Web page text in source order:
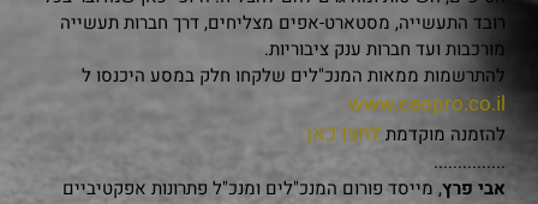
רובד התעשייה, מסטארט-אפים מצליחים, דרך חברות תעשייה
מורכבות ועד חברות ענק ציבוריות.
להתרשמות ממאות המנכ"לים שלקחו חלק במסע היכנסו ל
www.ceopro.co.il
להזמנה מוקדמת לחצו כאן
...............
אבי פרץ, מייסד פורום המנכ"לים ומנכ"ל פתרונות אפקטיביים